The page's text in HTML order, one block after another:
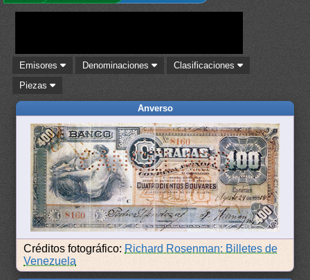
Emisores Denominaciones
Clasificaciones
Piezas
Anverso
Créditos fotográfico: Richard Rosenman: Billetes de
Venezuela